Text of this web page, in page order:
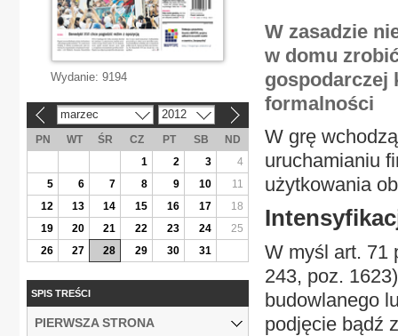
W zasadzie
w domu
gospodarczej
formalności
W grę
uruchamianiu
użytkowania
W myśl art. 71
243, poz.
budowlanego
podjęcie bądź
Wydanie: 9194
marzec 2012
PN WT ŚR CZ PT SB
ND
1
2 3
4
5
6 7 8 9 10
11
12
13 14 15 16 17
18
19
20 21 22 23 24
25
26
27 28 29 30 31
SPIS TREŚCI
PIERWSZA STRONA